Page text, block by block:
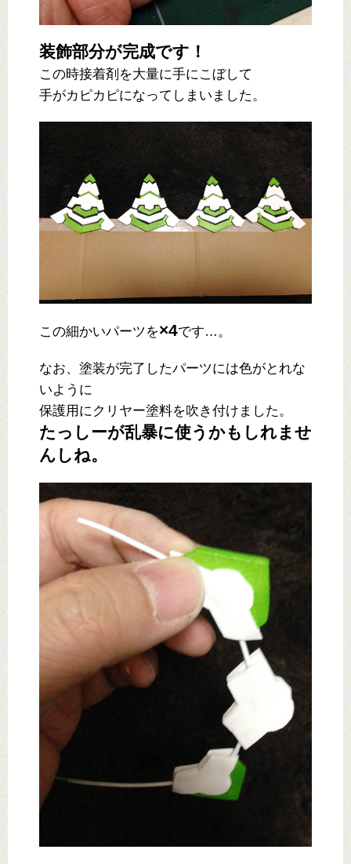
装飾部分が完成です！
この時接着剤を大量に手にこぼして
手がカピカピになってしまいました。
この細かいパーツを×4です…。
なお、塗装が完了したパーツには色がとれな
いように
保護用にクリヤー塗料を吹き付けました。
たっしーが乱暴に使うかもしれませ
んしね。